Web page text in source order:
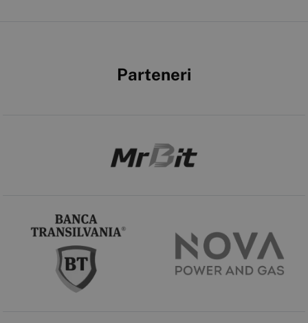
Parteneri